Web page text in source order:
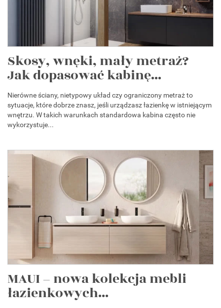
Skosy, wnęki, mały metraż?
Jak dopasować kabinę...
Nierówne ściany, nietypowy układ czy ograniczony metraż to
sytuacje, które dobrze znasz, jeśli urządzasz łazienkę w istniejącym
wnętrzu. W takich warunkach standardowa kabina często nie
wykorzystuje...
MAUI – nowa kolekcja mebli
łazienkowych...